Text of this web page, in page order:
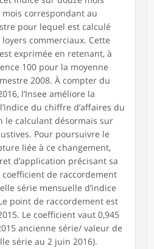
correspondant au
pour lequel est calculé
commerciaux. Cette
exprimée en retenant, à
100 pour la moyenne
2008. À compter du
l’Insee améliore la
du chiffre d’affaires du
le calculant désormais sur
Pour poursuivre le
liée à ce changement,
d’application précisant sa
de raccordement
série mensuelle d’indice
point de raccordement est
Le coefficient vaut 0,945
ancienne série/ valeur de
série au 2 juin 2016).